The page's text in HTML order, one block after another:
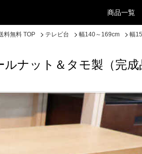
商品一覧
料無料 TOP テレビ台 幅140～169cm 幅
ナット＆タモ製（完成